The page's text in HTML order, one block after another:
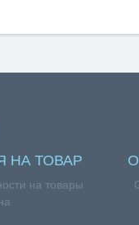
НА ТОВАР
на товары